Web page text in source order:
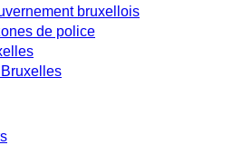
bruxellois
de police